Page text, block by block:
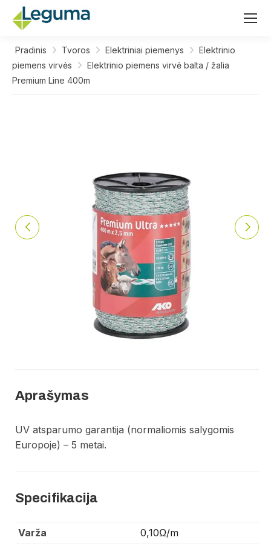
Pradinis Tvoros Elektriniai piemenys
Elektrinio
piemens virvės
Elektrinio piemens virvė balta / žalia
Premium Line 400m
Aprašymas
UV atsparumo garantija (normaliomis salygomis
Europoje) – 5 metai.
Specifikacija
Varža
0,10Ω/m